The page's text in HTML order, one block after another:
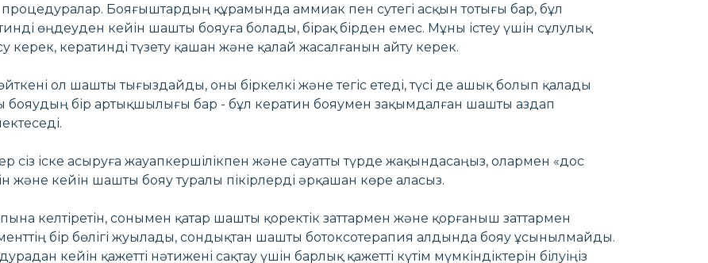
Бояғыштардың құрамында аммиак пен сутегі асқын тотығы бар, бұл
өңдеуден кейін шашты бояуға болады, бірақ бірден емес. Мұны істеу үшін сұлулық
кератинді түзету қашан және қалай жасалғанын айту керек.
ол шашты тығыздайды, оны біркелкі және тегіс етеді, түсі де ашық болып қалады
бір артықшылығы бар - бұл кератин бояумен зақымдалған шашты аздап
сіз іске асыруға жауапкершілікпен және сауатты түрде жақындасаңыз, олармен «дос
және кейін шашты бояу туралы пікірлерді әрқашан көре аласыз.
келтіретін, сонымен қатар шашты қоректік заттармен және қорғаныш заттармен
бір бөлігі жуылады, сондықтан шашты ботоксотерапия алдында бояу ұсынылмайды.
кейін қажетті нәтижені сақтау үшін барлық қажетті күтім мүмкіндіктерін білуіңіз